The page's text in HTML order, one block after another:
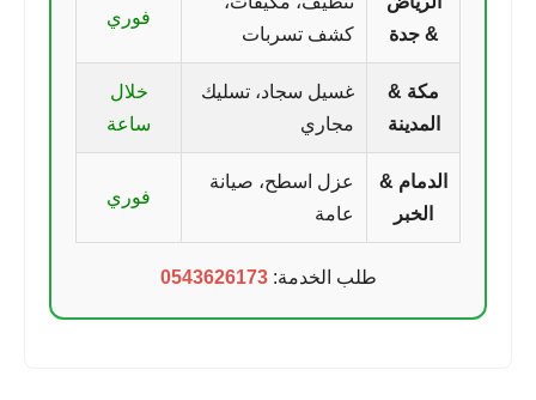
& جدة
كشف تسربات
فوري
مكة &
المدينة
غسيل سجاد، تسليك
مجاري
خلال
ساعة
الدمام &
الخبر
عزل اسطح، صيانة
عامة
فوري
طلب الخدمة:0543626173